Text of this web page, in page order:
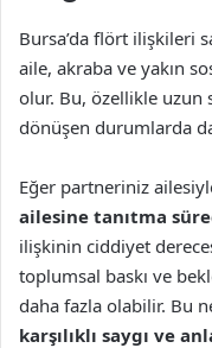
Bursa’da flört ilişkileri
aile, akraba ve yakın
olur. Bu, özellikle
dönüşen durumlarda
Eğer partneriniz
ailesine tanıtma
ilişkinin ciddiyet
toplumsal baskı ve
daha fazla olabilir. Bu
karşılıklı saygı ve